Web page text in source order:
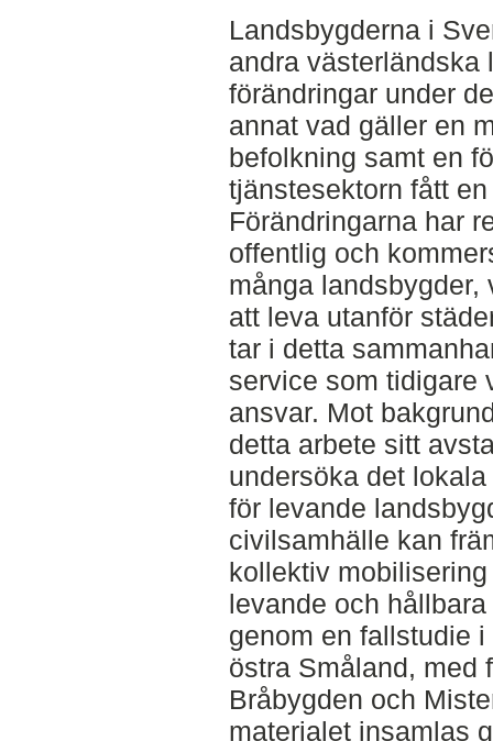
Landsbygderna i
andra västerländska
förändringar under
annat vad gäller en
befolkning samt en
tjänstesektorn fått
Förändringarna har
offentlig och
många landsbygder,
att leva utanför
tar i detta
service som tidigare
ansvar. Mot
detta arbete sitt
undersöka det
för levande
civilsamhälle kan
kollektiv
levande och
genom en fallstudie
östra Småland, med
Bråbygden och
materialet insamlas